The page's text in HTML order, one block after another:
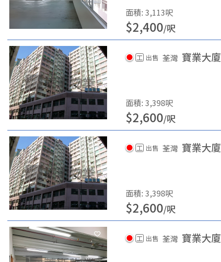
面積: 3,113呎
$2,400/呎
工 出售 荃灣 寶業大廈
面積: 3,398呎
$2,600/呎
工 出售 荃灣 寶業大廈
面積: 3,398呎
$2,600/呎
工 出售 荃灣 寶業大廈